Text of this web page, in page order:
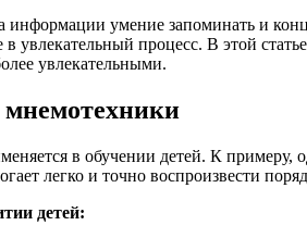
информации умение запоминать и
в увлекательный процесс. В этой
увлекательными.
в обучении детей. К
легко и точно воспроизвести
детей: